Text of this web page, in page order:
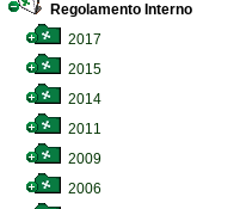
Regolamento Interno
2017
2015
2014
2011
2009
2006